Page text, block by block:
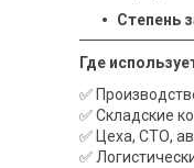
Степень
Где
✅
✅ Складские
✅ Цеха, СТО,
✅